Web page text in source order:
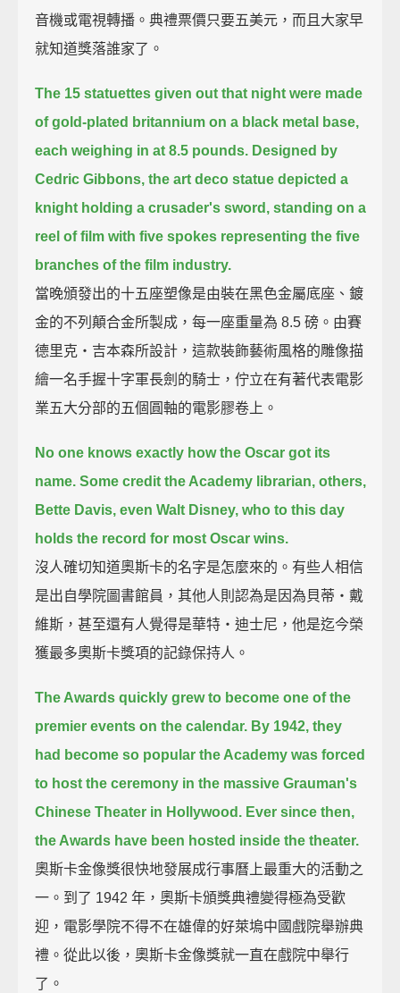
音機或電視轉播。典禮票價只要五美元，而且大家早
就知道獎落誰家了。
The 15 statuettes given out that night were made
of gold-plated britannium on a black metal base,
each weighing in at 8.5 pounds. Designed by
Cedric Gibbons, the art deco statue depicted a
knight holding a crusader's sword, standing on a
reel of film with five spokes representing the five
branches of the film industry.
當晚頒發出的十五座塑像是由裝在黑色金屬底座、鍍
金的不列顛合金所製成，每一座重量為 8.5 磅。由賽
德里克‧吉本森所設計，這款裝飾藝術風格的雕像描
繪一名手握十字軍長劍的騎士，佇立在有著代表電影
業五大分部的五個圓軸的電影膠卷上。
No one knows exactly how the Oscar got its
name. Some credit the Academy librarian, others,
Bette Davis, even Walt Disney, who to this day
holds the record for most Oscar wins.
沒人確切知道奧斯卡的名字是怎麼來的。有些人相信
是出自學院圖書館員，其他人則認為是因為貝蒂‧戴
維斯，甚至還有人覺得是華特‧迪士尼，他是迄今榮
獲最多奧斯卡獎項的記錄保持人。
The Awards quickly grew to become one of the
premier events on the calendar. By 1942, they
had become so popular the Academy was forced
to host the ceremony in the massive Grauman's
Chinese Theater in Hollywood. Ever since then,
the Awards have been hosted inside the theater.
奧斯卡金像獎很快地發展成行事曆上最重大的活動之
一。到了 1942 年，奧斯卡頒獎典禮變得極為受歡
迎，電影學院不得不在雄偉的好萊塢中國戲院舉辦典
禮。從此以後，奧斯卡金像獎就一直在戲院中舉行
了。